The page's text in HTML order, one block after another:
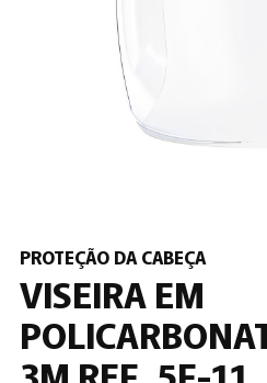
PROTEÇÃO DA CABEÇA
VISEIRA EM